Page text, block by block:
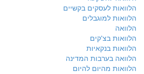
הלוואות לעסקים בקשיים
הלוואות למוגבלים
הלוואה
הלוואות בצ'קים
הלוואות בנקאיות
הלוואה בערבות המדינה
הלוואות מהיום להיום